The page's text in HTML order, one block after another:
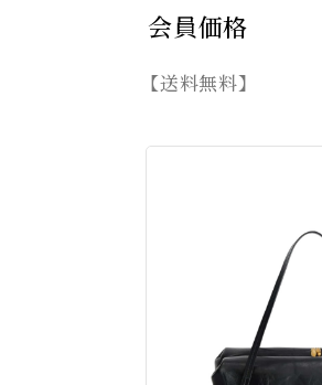
会員価格
【送料無料】